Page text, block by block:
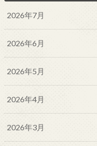
2026年7月
2026年6月
2026年5月
2026年4月
2026年3月